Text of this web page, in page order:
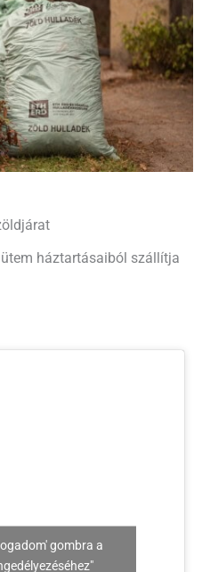
háztartásaiból szállítja
gombra a